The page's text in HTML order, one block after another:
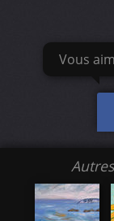
Vous